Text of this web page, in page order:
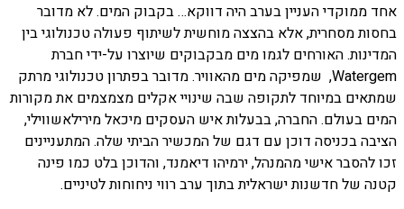
אחד ממוקדי העניין בערב היה דווקא… בקבוק המים. לא מדובר
בחסות מסחרית, אלא בהצצה מוחשית לשיתוף פעולה טכנולוגי בין
המדינות. האורחים לגמו מים מבקבוקים שיוצרו על-ידי חברת
Watergem, שמפיקה מים מהאוויר. מדובר בפתרון טכנולוגי מרתק
שמתאים במיוחד לתקופה שבה שינויי אקלים מצמצמים את מקורות
המים בעולם. החברה, בבעלות איש העסקים מיכאל מירילאשווילי,
הציבה בכניסה דוכן עם דגם של המכשיר הביתי שלה. המתעניינים
זכו להסבר אישי מהמנהל, ירמיהו דיאמנד, והדוכן בלט כמו פינה
קטנה של חדשנות ישראלית בתוך ערב רווי ניחוחות לטיניים.